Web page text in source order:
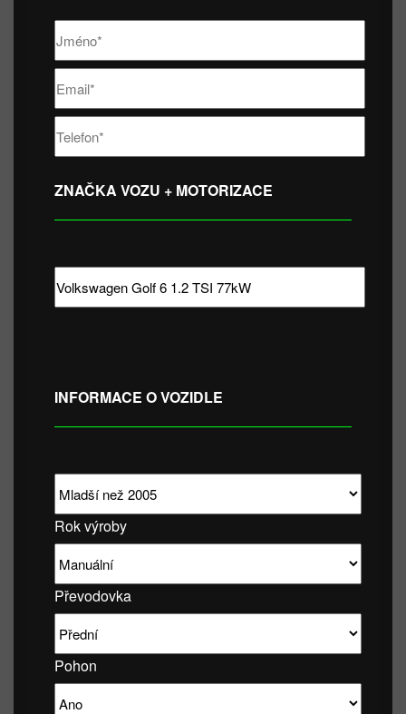
ZNAČKA VOZU + MOTORIZACE
INFORMACE O VOZIDLE
Rok výroby
Převodovka
Pohon